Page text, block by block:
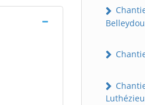
Luthézieu